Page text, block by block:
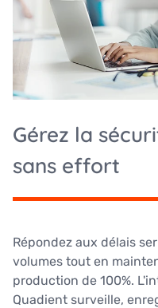
Gérez la
sans effort
Répondez aux délais
volumes tout en
production de 100%.
Quadient surveille,